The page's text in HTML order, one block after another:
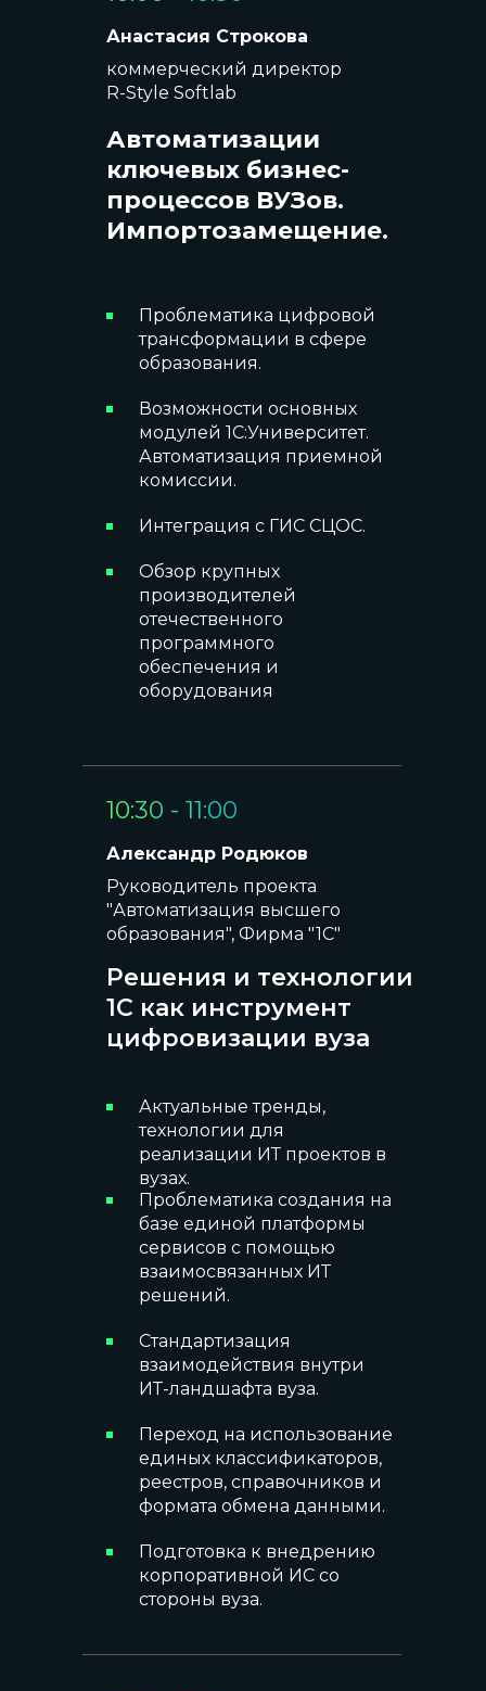
Автоматизации
ключевых бизнес-
процессов ВУЗов.
Импортозамещение.
Анастасия Строкова
коммерческий директор
R-Style Softlab
Проблематика цифровой
трансформации в сфере
образования.
Возможности основных
модулей 1С:Университет.
Автоматизация приемной
комиссии.
Интеграция с ГИС СЦОС.
Обзор крупных
производителей
отечественного
программного
обеспечения и
оборудования
10:30 - 11:00
Решения и технологии
1С как инструмент
цифровизации вуза
Актуальные тренды,
технологии для
реализации ИТ проектов в
вузах.
Проблематика создания на
базе единой платформы
сервисов с помощью
взаимосвязанных ИТ
решений.
Стандартизация
взаимодействия внутри
ИТ-ландшафта вуза.
Переход на использование
единых классификаторов,
реестров, справочников и
формата обмена данными.
Подготовка к внедрению
корпоративной ИС со
стороны вуза.
Александр Родюков
Руководитель проекта
"Автоматизация высшего
образования", Фирма "1С"